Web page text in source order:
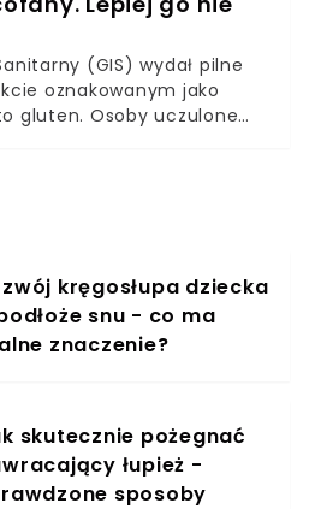
(GIS) wydał pilne
oznakowanym jako
gluten. Osoby uczulone
kręgosłupa dziecka
snu - co ma
znaczenie?
skutecznie pożegnać
łupież -
sposoby